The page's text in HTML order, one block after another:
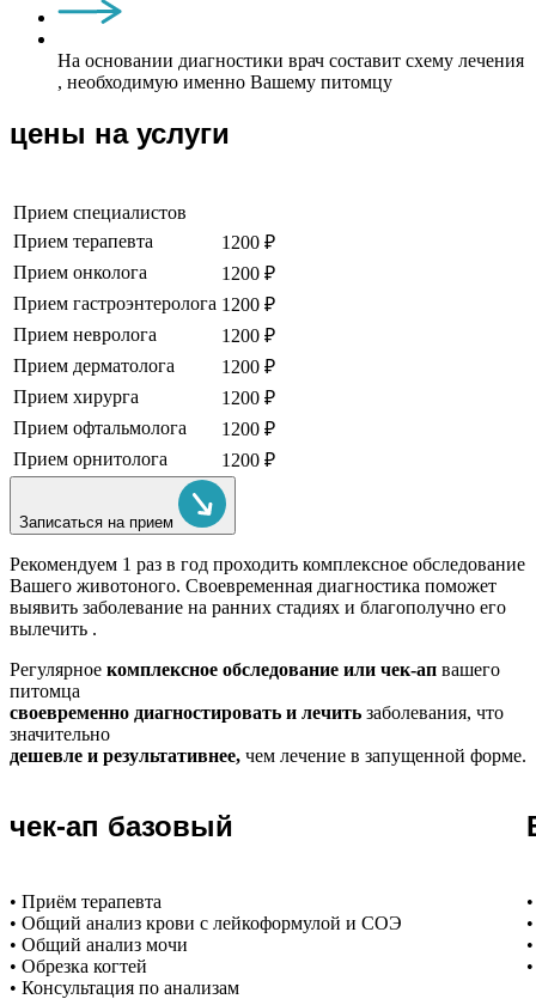
На основании диагностики врач составит схему лечения
, необходимую именно Вашему питомцу
цены на услуги
Прием специалистов
Прием терапевта
1200 ₽
Прием онколога
1200 ₽
Прием гастроэнтеролога 1200 ₽
Прием невролога
1200 ₽
Прием дерматолога
1200 ₽
Прием хирурга
1200 ₽
Прием офтальмолога
1200 ₽
Прием орнитолога
1200 ₽
Записаться на прием
Рекомендуем 1 раз в год проходить комплексное обследование
Вашего животоного. Своевременная диагностика поможет
выявить заболевание на ранних стадиях и благополучно его
вылечить .
Регулярное комплексное обследование или чек-ап вашего
питомца
своевременно диагностировать и лечить заболевания, что
значительно
дешевле и результативнее, чем лечение в запущенной форме.
чек-ап базовый
• Приём терапевта
• Общий анализ крови с лейкоформулой и СОЭ
• Общий анализ мочи
• Обрезка когтей
• Консультация по анализам